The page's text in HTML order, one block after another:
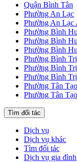
Quận Bình Tân
Phường An Lạc
Phường An Lạc
Phường Bình
Phường Bình
Phường Bình
Phường Bình
Phường Bình
Phường Bình
Phường Tân Tạo
Phường Tân
Tìm đối tác
Dịch vụ
Dịch vụ khác
Tìm đối tác
Dịch vụ gia đình